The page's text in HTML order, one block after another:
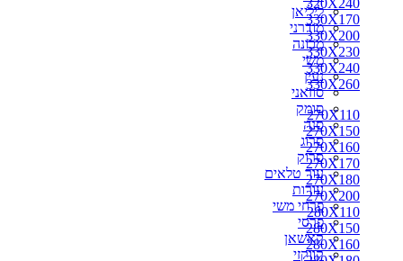
ליליאן
מודרני
מכונה
משי
נעין
סוזאני
סומק
סנה
סרוג
סרוק
עור טלאים
עורות
פרחי משי
פרסי
קאשאן
קווקזי
320X240
330X170
330X200
330X230
330X240
330X260
270X110
270X150
270X160
270X170
270X180
270X200
280X110
280X150
280X160
360X220
360X260
370X270
400X300